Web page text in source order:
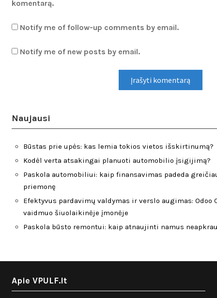
komentarą.
Notify me of follow-up comments by email.
Notify me of new posts by email.
Naujausi
Būstas prie upės: kas lemia tokios vietos išskirtinumą?
Kodėl verta atsakingai planuoti automobilio įsigijimą?
Paskola automobiliui: kaip finansavimas padeda
priemonę
Efektyvus pardavimų valdymas ir verslo augimas: Odoo
vaidmuo šiuolaikinėje įmonėje
Paskola būsto remontui: kaip atnaujinti namus
Apie VPULF.lt